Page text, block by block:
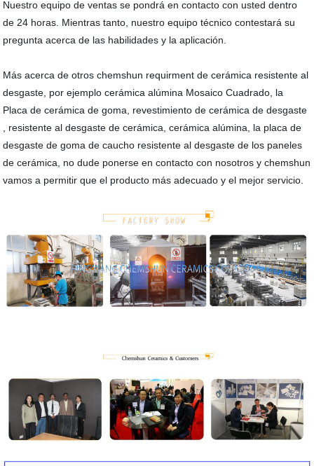
Nuestro equipo de ventas se pondrá en contacto con usted dentro
de 24 horas. Mientras tanto, nuestro equipo técnico contestará su
pregunta acerca de las habilidades y la aplicación.
Más acerca de otros chemshun requirment de cerámica resistente al
desgaste, por ejemplo cerámica alúmina Mosaico Cuadrado, la
Placa de cerámica de goma, revestimiento de cerámica de desgaste
, resistente al desgaste de cerámica, cerámica alúmina, la placa de
desgaste de goma de caucho resistente al desgaste de los paneles
de cerámica, no dude ponerse en contacto con nosotros y chemshun
vamos a permitir que el producto más adecuado y el mejor servicio.